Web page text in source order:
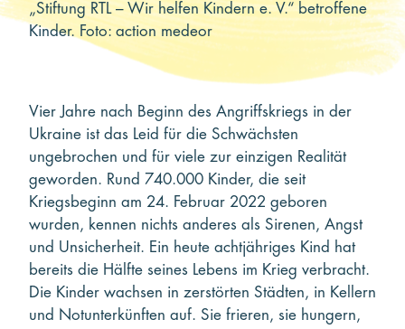
„Stiftung RTL – Wir helfen Kindern e. V.“ betroffene
Kinder. Foto: action medeor
Vier Jahre nach Beginn des Angriffskriegs in der
Ukraine ist das Leid für die Schwächsten
ungebrochen und für viele zur einzigen Realität
geworden. Rund 740.000 Kinder, die seit
Kriegsbeginn am 24. Februar 2022 geboren
wurden, kennen nichts anderes als Sirenen, Angst
und Unsicherheit. Ein heute achtjähriges Kind hat
bereits die Hälfte seines Lebens im Krieg verbracht.
Die Kinder wachsen in zerstörten Städten, in Kellern
und Notunterkünften auf. Sie frieren, sie hungern,